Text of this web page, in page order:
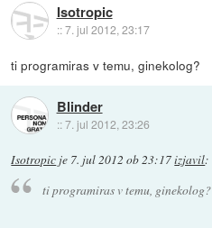
Isotropic
::7. jul 2012, 23:17
ti programiras v temu, ginekolog?
Blinder
::7. jul 2012, 23:26
Isotropic je 7. jul 2012 ob 23:17izjavil:
ti programiras v temu, ginekolog?